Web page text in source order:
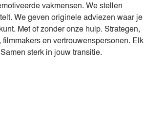
vakmensen. We stellen
We geven originele adviezen waar je
Met of zonder onze hulp. Strategen,
en vertrouwenspersonen. Elk
sterk in jouw transitie.